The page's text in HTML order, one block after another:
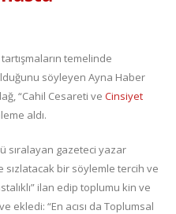
temelinde
söyleyen Ayna Haber
“Cahil Cesareti ve Cinsiyet
aldı.
sıralayan gazeteci yazar
sızlatacak bir söylemle tercih ve
ilan edip toplumu kin ve
ekledi: “En acısı da Toplumsal